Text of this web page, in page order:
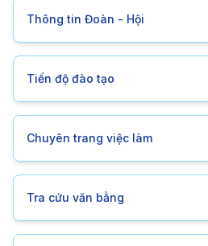
Thông tin Đoàn - Hội
Tiến độ đào tạo
Chuyên trang việc làm
Tra cứu văn bằng